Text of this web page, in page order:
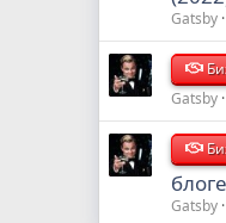
Gatsby
Gatsby
Gatsby